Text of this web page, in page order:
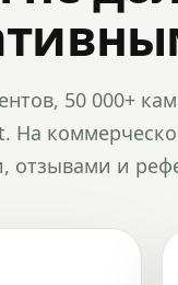
50 000+
На
отзывами и